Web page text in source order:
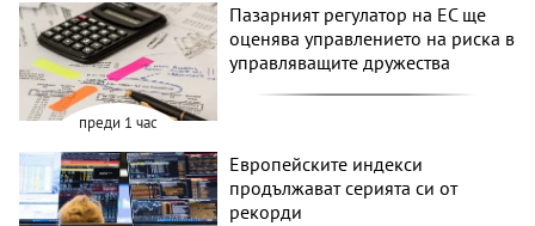
преди 1 час
Пазарният регулатор на ЕС ще
оценява управлението на риска в
управляващите дружества
Европейските индекси
продължават серията си от
рекорди